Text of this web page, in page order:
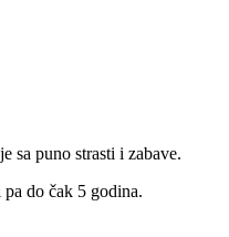
sa puno strasti i zabave.
do čak 5 godina.